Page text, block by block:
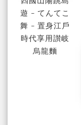
遊 - てんてこ
舞 - 置身江戶
時代享用讃岐
烏龍麵